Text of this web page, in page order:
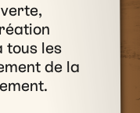
tous les
de la